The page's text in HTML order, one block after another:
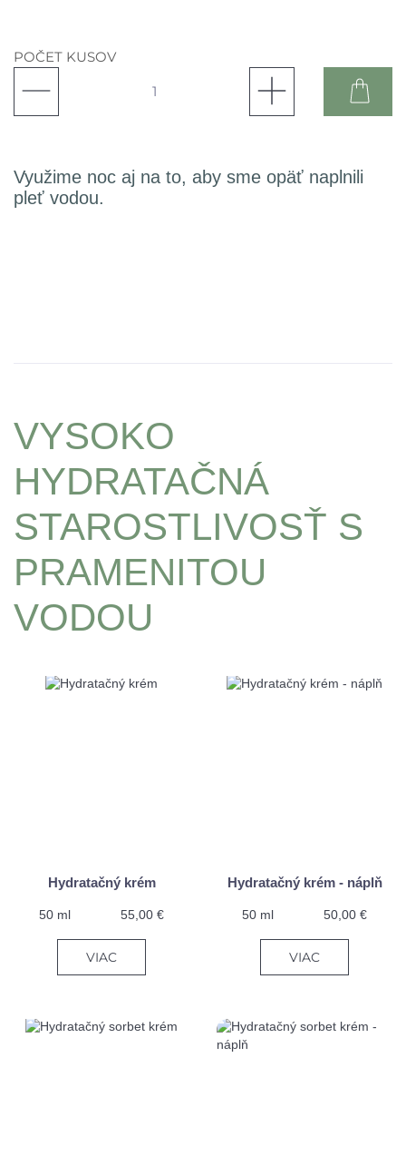
POČET KUSOV
Využime noc aj na to, aby sme opäť naplnili
pleť vodou.
VYSOKO
HYDRATAČNÁ
STAROSTLIVOSŤ S
PRAMENITOU
VODOU
Hydratačný krém
50 ml 55,00 €
VIAC
Hydratačný krém - náplň
50 ml 50,00 €
VIAC